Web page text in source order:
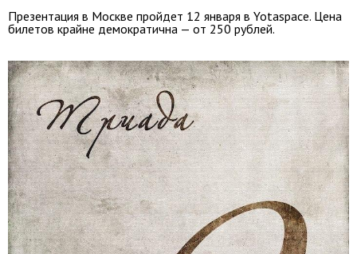
Презентация в Москве пройдет 12 января в Yotaspace. Цена
билетов крайне демократична — от 250 рублей.